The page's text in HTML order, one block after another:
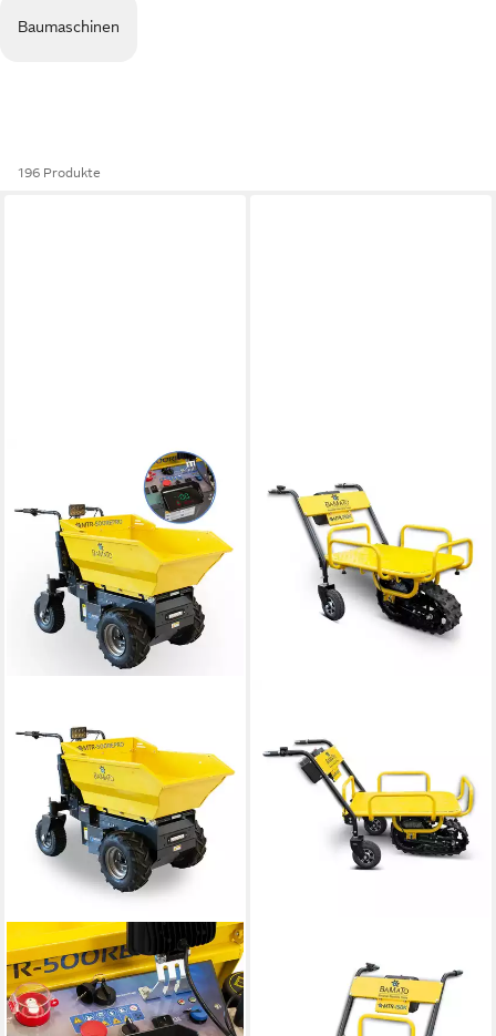
Baumaschinen
196 Produkte
BAMATO
Motorschubkarre MTR-
500REPRO, 1-tlg.,
Elektrodumper, Akku
Motorschubkarre MTR-150K,
1-tlg., Elektrodumper, Akku
Schubkarre, Motorschubkarre